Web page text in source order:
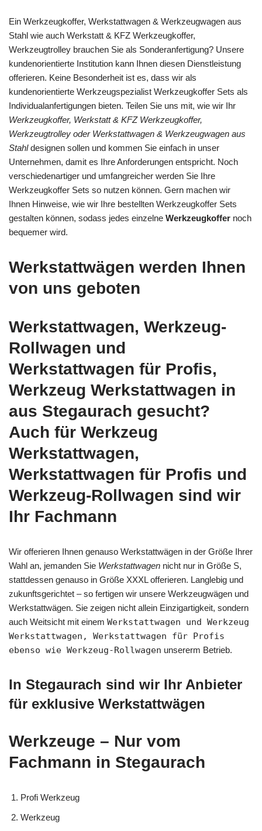
Ein Werkzeugkoffer, Werkstattwagen & Werkzeugwagen aus
Stahl wie auch Werkstatt & KFZ Werkzeugkoffer,
Werkzeugtrolley brauchen Sie als Sonderanfertigung? Unsere
kundenorientierte Institution kann Ihnen diesen Dienstleistung
offerieren. Keine Besonderheit ist es, dass wir als
kundenorientierte Werkzeugspezialist Werkzeugkoffer Sets als
Individualanfertigungen bieten. Teilen Sie uns mit, wie wir Ihr
Werkzeugkoffer, Werkstatt & KFZ Werkzeugkoffer,
Werkzeugtrolley oder Werkstattwagen & Werkzeugwagen aus
Stahldesignen sollen und kommen Sie einfach in unser
Unternehmen, damit es Ihre Anforderungen entspricht. Noch
verschiedenartiger und umfangreicher werden Sie Ihre
Werkzeugkoffer Sets so nutzen können. Gern machen wir
Ihnen Hinweise, wie wir Ihre bestellten Werkzeugkoffer Sets
gestalten können, sodass jedes einzelne Werkzeugkoffer noch
bequemer wird.
Werkstattwägen werden Ihnen
von uns geboten
Werkstattwagen, Werkzeug-
Rollwagen und
Werkstattwagen für Profis,
Werkzeug Werkstattwagen in
aus Stegaurach gesucht?
Auch für Werkzeug
Werkstattwagen,
Werkstattwagen für Profis und
Werkzeug-Rollwagen sind wir
Ihr Fachmann
Wir offerieren Ihnen genauso Werkstattwägen in der Größe Ihrer
Wahl an, jemanden Sie Werkstattwagen nicht nur in Größe S,
stattdessen genauso in Größe XXXL offerieren. Langlebig und
zukunftsgerichtet – so fertigen wir unsere Werkzeugwägen und
Werkstattwägen. Sie zeigen nicht allein Einzigartigkeit, sondern
auch Weitsicht mit einem Werkstattwagen und Werkzeug
Werkstattwagen, Werkstattwagen für Profis
ebenso wie Werkzeug-Rollwagen unsererm Betrieb.
In Stegaurach sind wir Ihr Anbieter
für exklusive Werkstattwägen
Werkzeuge – Nur vom
Fachmann in Stegaurach
Profi Werkzeug
Werkzeug